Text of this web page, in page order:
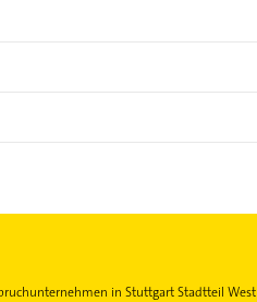
in Stuttgart Stadtteil West